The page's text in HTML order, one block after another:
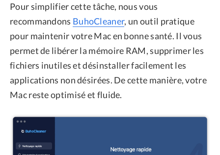
Pour simplifier cette tâche, nous vous
recommandons BuhoCleaner, un outil pratique
pour maintenir votre Mac en bonne santé. Il vous
permet de libérer la mémoire RAM, supprimer les
fichiers inutiles et désinstaller facilement les
applications non désirées. De cette manière, votre
Mac reste optimisé et fluide.